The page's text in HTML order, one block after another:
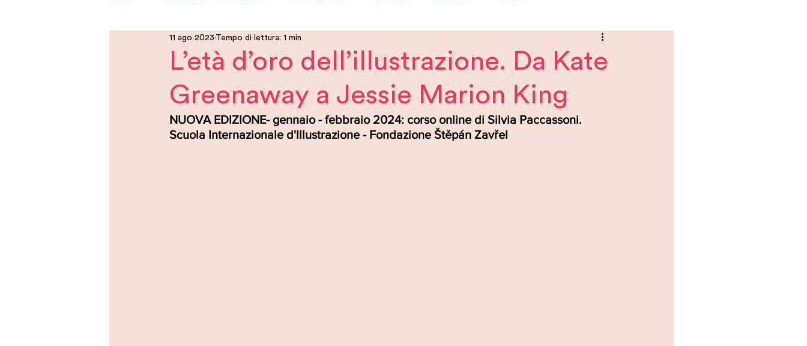
L’età d’oro dell’illustrazione. Da Kate
Greenaway a Jessie Marion King
11 ago 2023 Tempo di lettura: 1 min
NUOVA EDIZIONE- gennaio - febbraio 2024: corso online di Silvia Paccassoni.
Scuola Internazionale d'Illustrazione - Fondazione Štěpán Zavřel